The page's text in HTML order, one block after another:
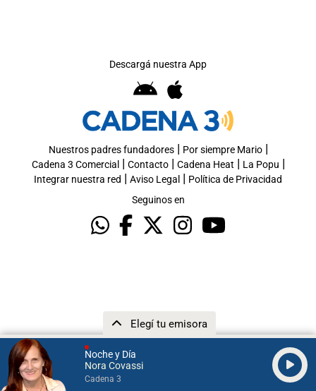
Noche y Día
Nora Covassi
Cadena 3
Elegí tu emisora
Descargá nuestra App
Nuestros padres fundadores| Por siempre Mario|
Cadena 3 Comercial | Contacto| Cadena Heat | La Popu |
Integrar nuestra red | Aviso Legal | Política de Privacidad
Seguinos en